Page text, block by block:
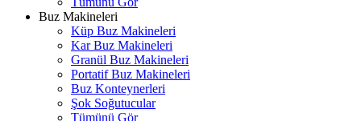
Buz Makineleri
Küp Buz Makineleri
Kar Buz Makineleri
Granül Buz Makineleri
Portatif Buz Makineleri
Buz Konteynerleri
Şok Soğutucular
Tümünü Gör